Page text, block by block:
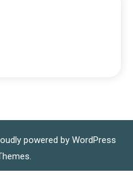
powered by WordPress